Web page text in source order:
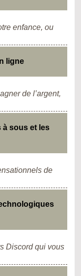
enfance, ou
ligne
de l’argent,
à sous et les
de
Discord qui vous